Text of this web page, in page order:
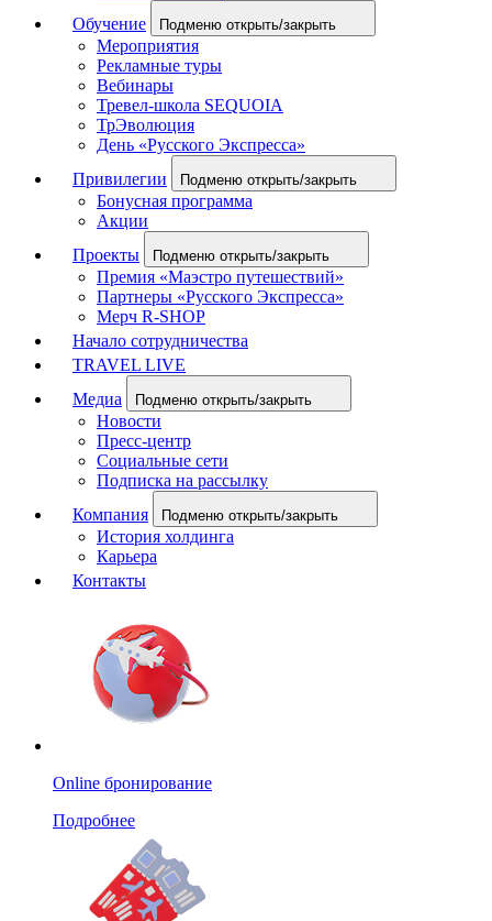
Обучение
Подменю открыть/закрыть
Мероприятия
Рекламные туры
Вебинары
Тревел-школа SEQUOIA
ТрЭволюция
День «Русского Экспресса»
Привилегии
Подменю открыть/закрыть
Бонусная программа
Акции
Проекты
Подменю открыть/закрыть
Премия «Маэстро путешествий»
Партнеры «Русского Экспресса»
Мерч R-SHOP
Начало сотрудничества
TRAVEL LIVE
Медиа
Подменю открыть/закрыть
Новости
Пресс-центр
Социальные сети
Подписка на рассылку
Компания
Подменю открыть/закрыть
История холдинга
Карьера
Контакты
Online бронирование
Подробнее